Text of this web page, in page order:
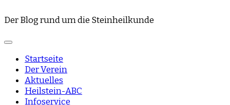
Der Blog rund um die Steinheilkunde
Startseite
Der Verein
Aktuelles
Heilstein-ABC
Infoservice